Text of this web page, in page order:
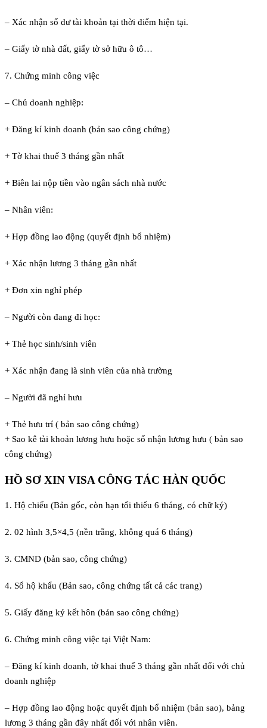
– Xác nhận số dư tài khoản tại thời điểm hiện tại.
– Giấy tờ nhà đất, giấy tờ sở hữu ô tô…
7. Chứng minh công việc
– Chủ doanh nghiệp:
+ Đăng kí kinh doanh (bản sao công chứng)
+ Tờ khai thuế 3 tháng gần nhất
+ Biên lai nộp tiền vào ngân sách nhà nước
– Nhân viên:
+ Hợp đồng lao động (quyết định bổ nhiệm)
+ Xác nhận lương 3 tháng gần nhất
+ Đơn xin nghỉ phép
– Người còn đang đi học:
+ Thẻ học sinh/sinh viên
+ Xác nhận đang là sinh viên của nhà trường
– Người đã nghỉ hưu
+ Thẻ hưu trí ( bản sao công chứng)
+ Sao kê tài khoản lương hưu hoặc sổ nhận lương hưu ( bản sao
công chứng)
HỒ SƠ XIN VISA CÔNG TÁC HÀN QUỐC
1. Hộ chiếu (Bản gốc, còn hạn tối thiểu 6 tháng, có chữ ký)
2. 02 hình 3,5×4,5 (nền trắng, không quá 6 tháng)
3. CMND (bản sao, công chứng)
4. Sổ hộ khẩu (Bản sao, công chứng tất cả các trang)
5. Giấy đăng ký kết hôn (bản sao công chứng)
6. Chứng minh công việc tại Việt Nam:
– Đăng kí kinh doanh, tờ khai thuế 3 tháng gần nhất đối với chủ
doanh nghiệp
– Hợp đồng lao động hoặc quyết định bổ nhiệm (bản sao), bảng
lương 3 tháng gần đây nhất đối với nhân viên.